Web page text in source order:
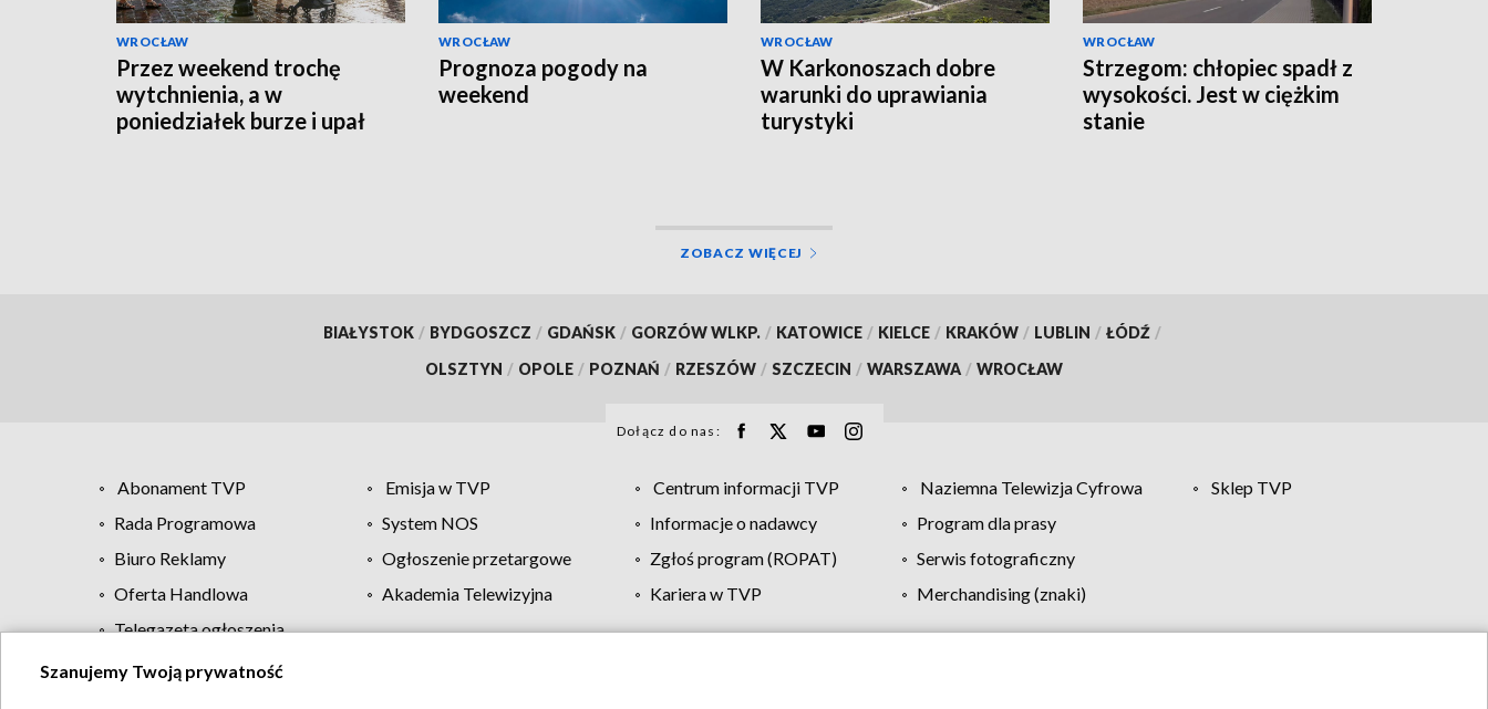
WROCŁAW
Przez weekend trochę
wytchnienia, a w
poniedziałek burze i upał
WROCŁAW
Prognoza pogody na
weekend
WROCŁAW
W Karkonoszach dobre
warunki do uprawiania
turystyki
WROCŁAW
Strzegom: chłopiec spadł z
wysokości. Jest w ciężkim
stanie
ZOBACZ WIĘCEJ
BIAŁYSTOK / BYDGOSZCZ / GDAŃSK / GORZÓW WLKP. / KATOWICE / KIELCE / KRAKÓW / LUBLIN / ŁÓDŹ /
OLSZTYN / OPOLE / POZNAŃ / RZESZÓW / SZCZECIN / WARSZAWA / WROCŁAW
Dołącz do nas:
Abonament TVP Emisja w TVP Centrum informacji TVP Naziemna Telewizja Cyfrowa
Sklep TVP
Rada Programowa
System NOS Informacje o nadawcy
Program dla prasy
Biuro Reklamy
Ogłoszenie przetargowe Zgłoś program (ROPAT)
Serwis fotograficzny
Oferta Handlowa
Akademia Telewizyjna Kariera w TVP
Merchandising (znaki)
Telegazeta ogłoszenia
Szanujemy Twoją prywatność